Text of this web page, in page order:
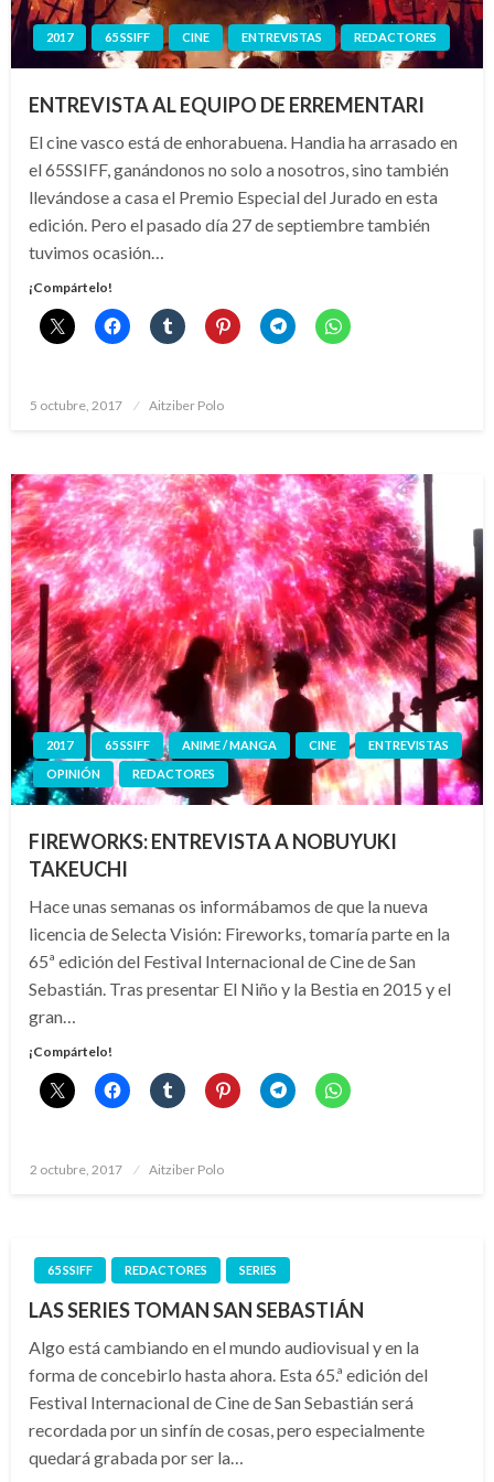
2017 65 SSIFF CINE ENTREVISTAS REDACTORES
ENTREVISTA AL EQUIPO DE ERREMENTARI
El cine vasco está de enhorabuena. Handia ha arrasado en
el 65SSIFF, ganándonos no solo a nosotros, sino también
llevándose a casa el Premio Especial del Jurado en esta
edición. Pero el pasado día 27 de septiembre también
tuvimos ocasión…
¡Compártelo!
Publicado
5 octubre, 2017 Aitziber Polo
2017 65 SSIFF ANIME / MANGA CINE
ENTREVISTAS
OPINIÓN
REDACTORES
FIREWORKS: ENTREVISTA A NOBUYUKI
TAKEUCHI
Hace unas semanas os informábamos de que la nueva
licencia de Selecta Visión: Fireworks, tomaría parte en la
65ª edición del Festival Internacional de Cine de San
Sebastián. Tras presentar El Niño y la Bestia en 2015 y el
gran…
¡Compártelo!
Publicado
2 octubre, 2017 Aitziber Polo
65 SSIFF REDACTORES SERIES
LAS SERIES TOMAN SAN SEBASTIÁN
Algo está cambiando en el mundo audiovisual y en la
forma de concebirlo hasta ahora. Esta 65.ª edición del
Festival Internacional de Cine de San Sebastián será
recordada por un sinfín de cosas, pero especialmente
quedará grabada por ser la…